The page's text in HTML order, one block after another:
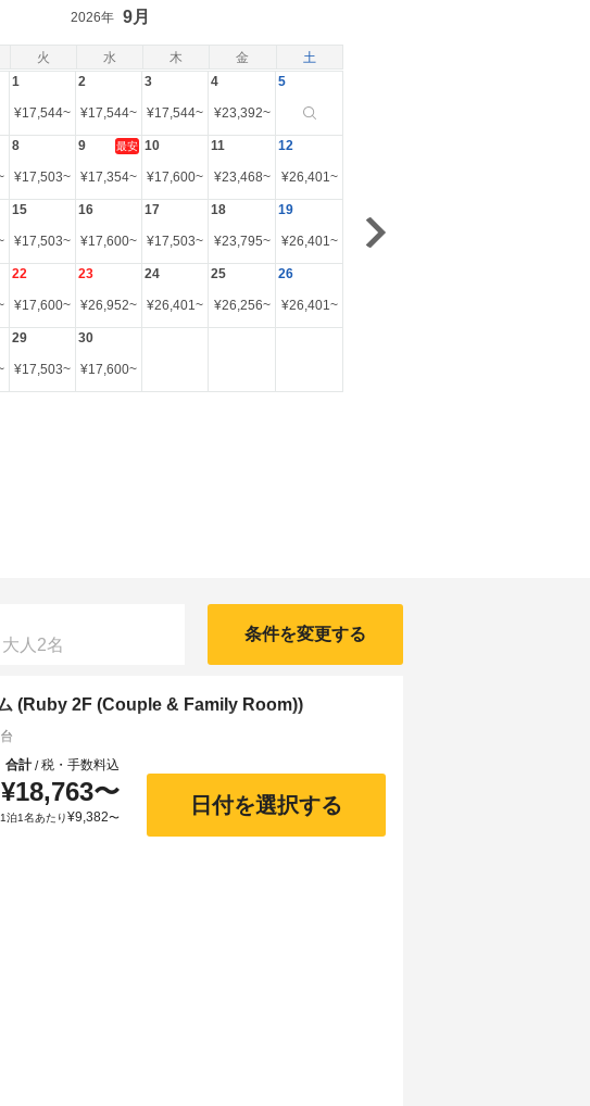
火 水 木 金 土
2026年 9月
1
¥17,544~
2
¥17,544~
3
¥17,544~
4
¥23,392~
5
8
¥17,503~
9 最安
¥17,354~
10
¥17,600~
11
¥23,468~
12
¥26,401~
15
¥17,503~
16
¥17,600~
17
¥17,503~
18
¥23,795~
19
¥26,401~
22
¥17,600~
23
¥26,952~
24
¥26,401~
25
¥26,256~
26
¥26,401~
29
¥17,503~
30
¥17,600~
人2名
条件を変更する
(Ruby 2F (Couple & Family Room))
合計/税・手数料込
¥18,763〜
1泊1名あたり¥9,382〜
日付を選択する